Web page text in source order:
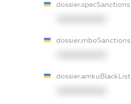
dossier.specSanctions
dossier.rnboSanctions
dossier.amkuBlackList